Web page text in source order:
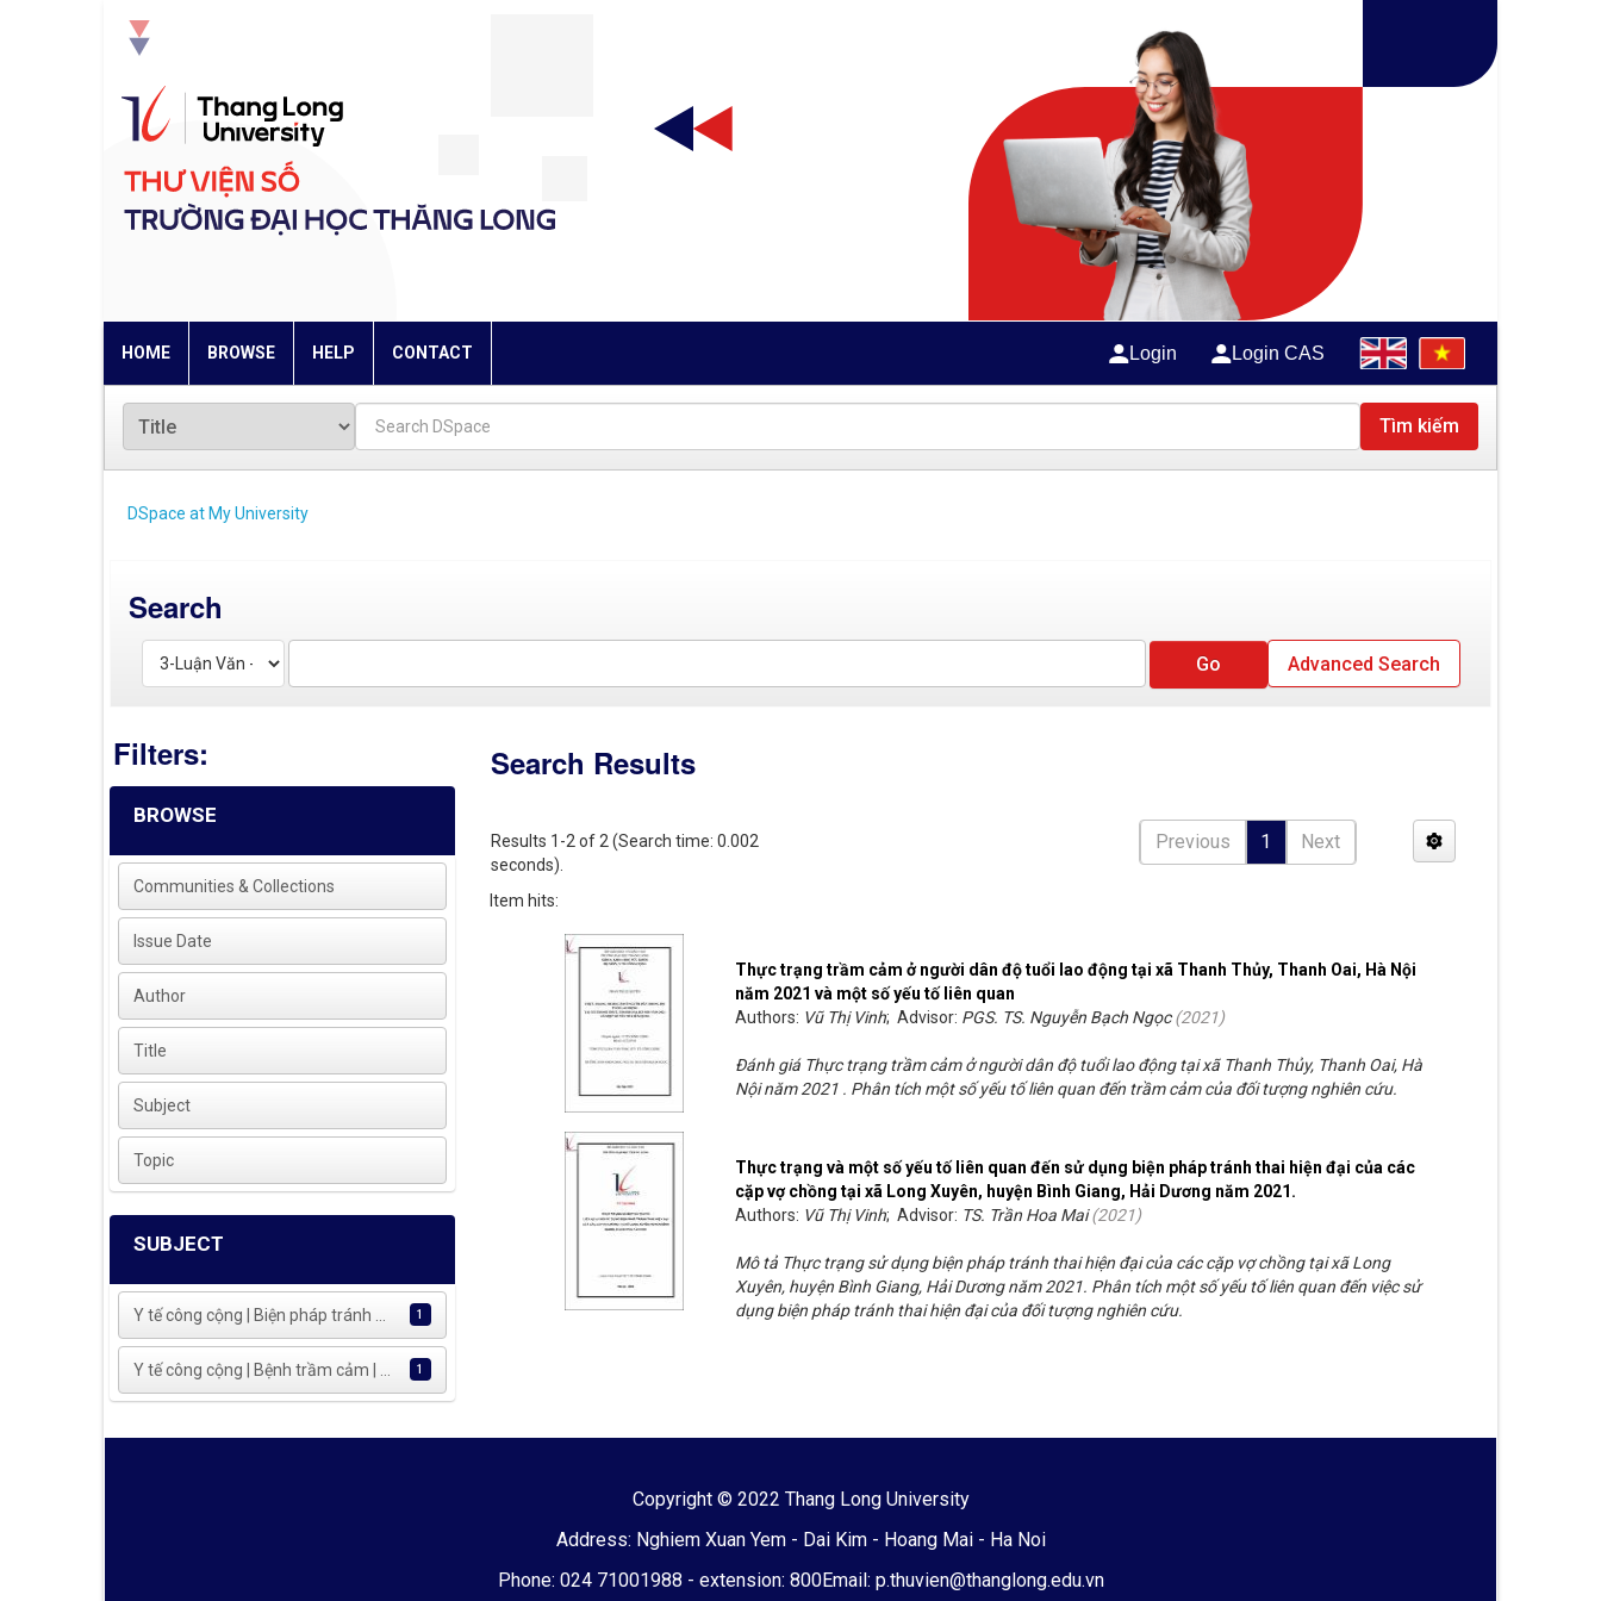
HOME BROWSE HELP CONTACT Login Login CAS
Tìm kiếm
DSpace at My University
Search
Advanced Search
Filters:
BROWSE
Communities & Collections
Issue Date
Author
Title
Subject
Topic
SUBJECT
Y tế công cộng | Biện pháp tránh ... 1
Y tế công cộng | Bệnh trầm cảm | ... 1
Search Results
Results 1-2 of 2 (Search time: 0.002
seconds).
Previous 1 Next
Item hits:
Thực trạng trầm cảm ở người dân độ tuổi lao động tại xã Thanh Thủy, Thanh Oai, Hà Nội
năm 2021 và một số yếu tố liên quan
Authors: Vũ Thị Vinh; Advisor: PGS. TS. Nguyễn Bạch Ngọc(2021)
Đánh giá Thực trạng trầm cảm ở người dân độ tuổi lao động tại xã Thanh Thủy, Thanh Oai, Hà
Nội năm 2021 . Phân tích một số yếu tố liên quan đến trầm cảm của đối tượng nghiên cứu.
Thực trạng và một số yếu tố liên quan đến sử dụng biện pháp tránh thai hiện đại của các
cặp vợ chồng tại xã Long Xuyên, huyện Bình Giang, Hải Dương năm 2021.
Authors: Vũ Thị Vinh; Advisor: TS. Trần Hoa Mai(2021)
Mô tả Thực trạng sử dụng biện pháp tránh thai hiện đại của các cặp vợ chồng tại xã Long
Xuyên, huyện Bình Giang, Hải Dương năm 2021. Phân tích một số yếu tố liên quan đến việc sử
dụng biện pháp tránh thai hiện đại của đối tượng nghiên cứu.
Copyright © 2022 Thang Long University
Address: Nghiem Xuan Yem - Dai Kim - Hoang Mai - Ha Noi
Phone: 024 71001988 - extension: 800Email: p.thuvien@thanglong.edu.vn